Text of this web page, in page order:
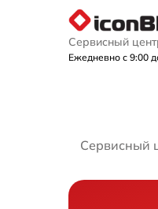
Сервисный
Ежедневно с 9:00
Сервисный